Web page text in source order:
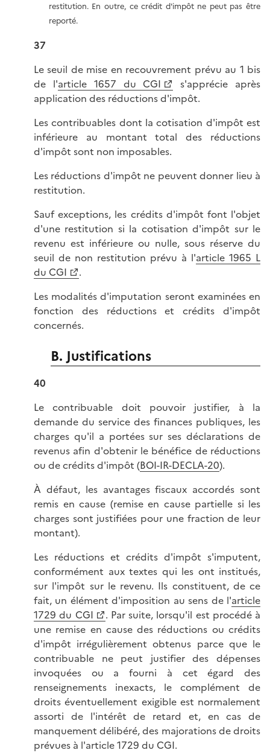
restitution. En outre, ce crédit d'impôt ne peut pas être
reporté.
37
Le seuil de mise en recouvrement prévu au 1 bis
de l'article 1657 du CGI
s'apprécie après
application des réductions d'impôt.
Les contribuables dont la cotisation d'impôt est
inférieure au montant total des réductions
d'impôt sont non imposables.
Les réductions d'impôt ne peuvent donner lieu à
restitution.
Sauf exceptions, les crédits d'impôt font l'objet
d'une restitution si la cotisation d'impôt sur le
revenu est inférieure ou nulle, sous réserve du
seuil de non restitution prévu à l'article 1965 L
du CGI
.
Les modalités d'imputation seront examinées en
fonction des réductions et crédits d'impôt
concernés.
B. Justifications
40
Le contribuable doit pouvoir justifier, à la
demande du service des finances publiques, les
charges qu'il a portées sur ses déclarations de
revenus afin d'obtenir le bénéfice de réductions
ou de crédits d'impôt (BOI-IR-DECLA-20).
À défaut, les avantages fiscaux accordés sont
remis en cause (remise en cause partielle si les
charges sont justifiées pour une fraction de leur
montant).
Les réductions et crédits d'impôt s'imputent,
conformément aux textes qui les ont institués,
sur l'impôt sur le revenu. Ils constituent, de ce
fait, un élément d'imposition au sens de l'article
1729 du CGI
. Par suite, lorsqu'il est procédé à
une remise en cause des réductions ou crédits
d'impôt irrégulièrement obtenus parce que le
contribuable ne peut justifier des dépenses
invoquées ou a fourni à cet égard des
renseignements inexacts, le complément de
droits éventuellement exigible est normalement
assorti de l'intérêt de retard et, en cas de
manquement délibéré, des majorations de droits
prévues à l'article 1729 du CGI.